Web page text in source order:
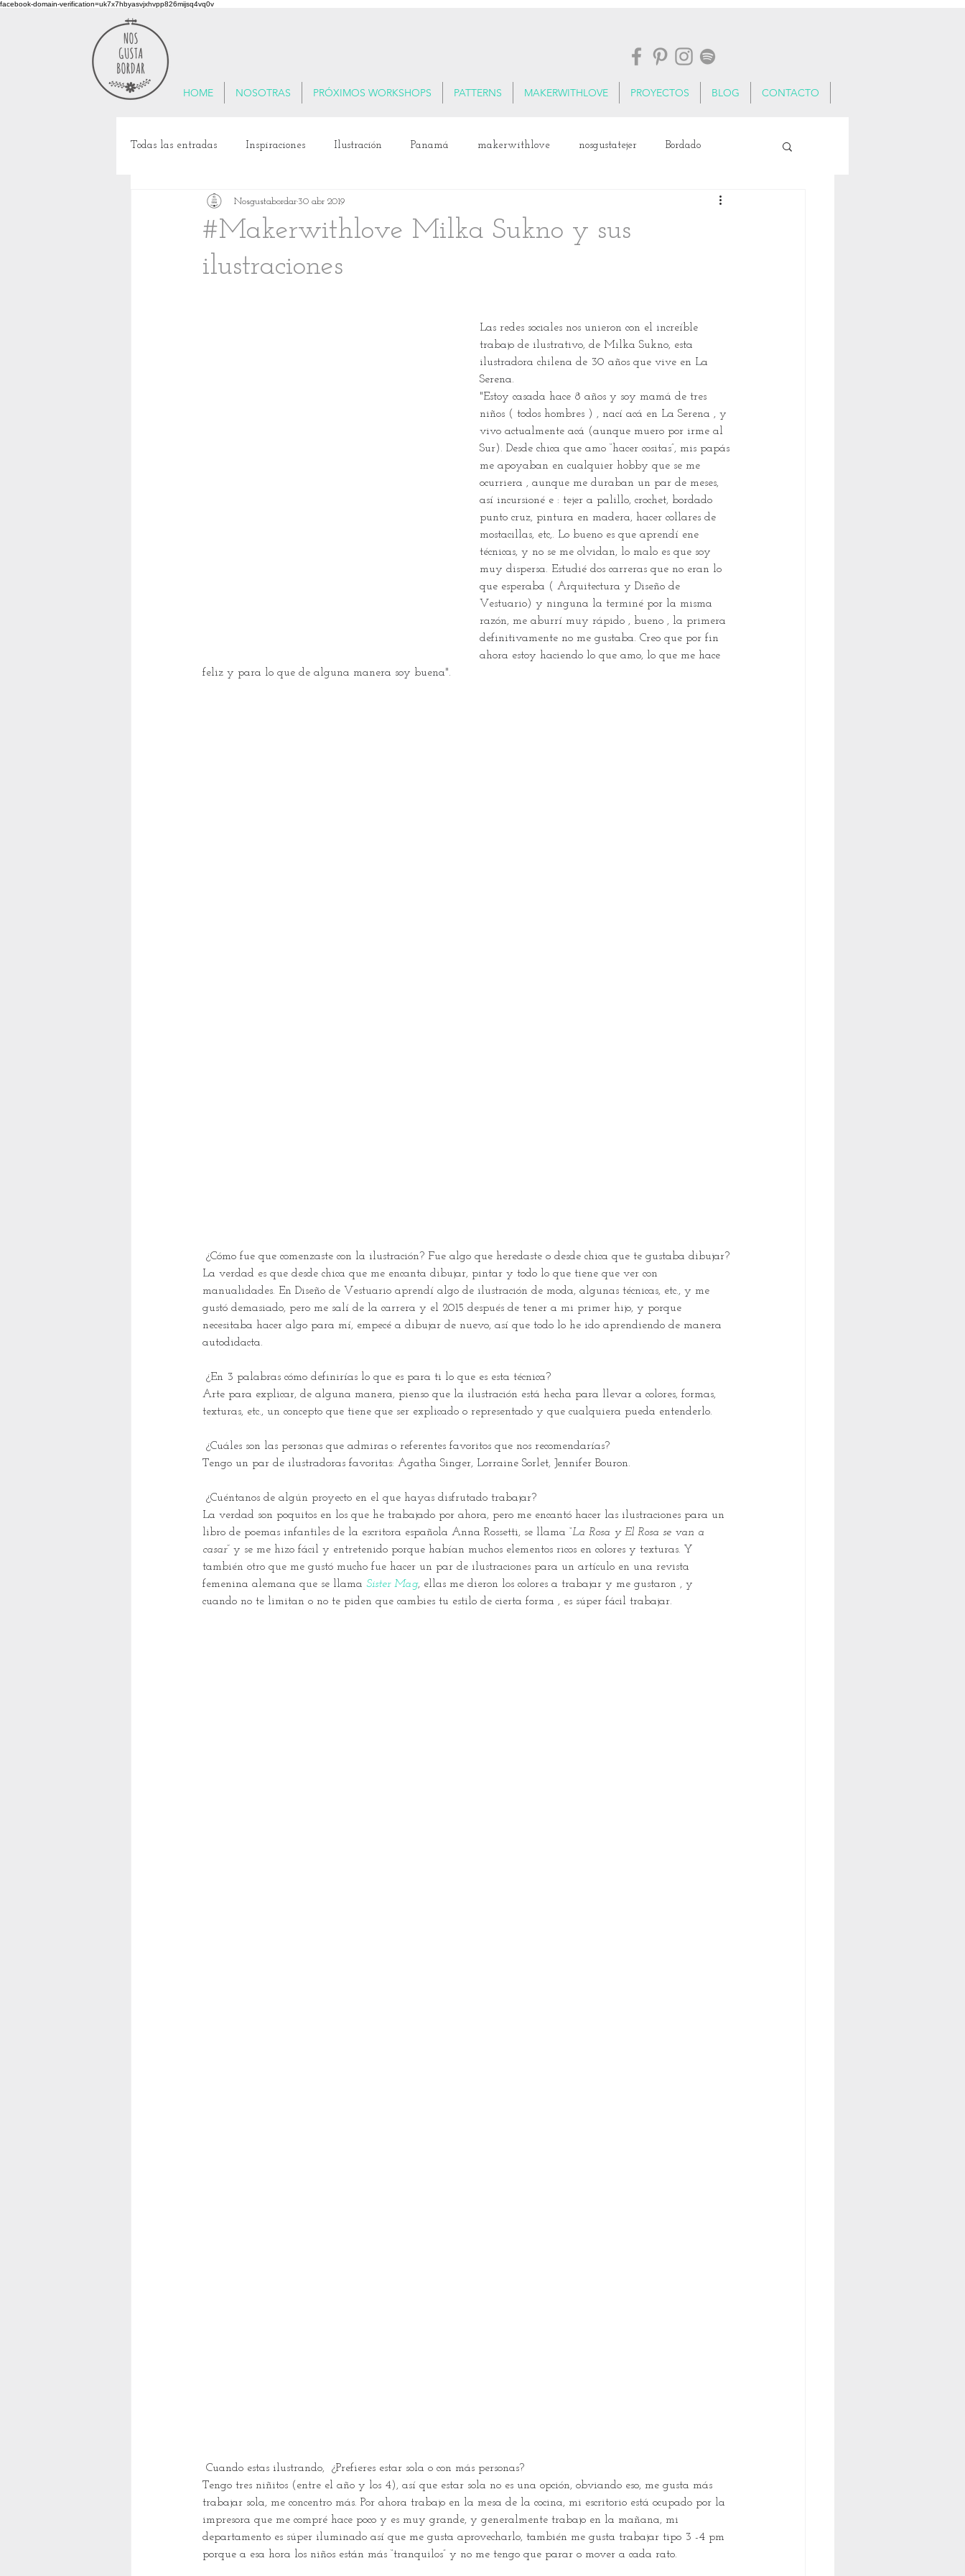
facebook-domain-verification=uk7x7hbyasvjxhvpp826mijsq4vq0v
HOME NOSOTRAS PRÓXIMOS WORKSHOPS PATTERNS MAKERWITHLOVE PROYECTOS BLOG CONTACTO
Todas las entradas Inspiraciones Ilustración Panamá makerwithlove nosgustatejer Bordado
Patrimonio Cultural Viajes Textiles
#Makerwithlove Milka Sukno y sus
ilustraciones
Nosgustabordar 30 abr 2019
​Las redes sociales nos unieron con el increíble
trabajo de ilustrativo, de Milka Sukno, esta
ilustradora chilena de 30 años que vive en La
Serena.
"Estoy casada hace 8 años y soy mamá de tres
niños ( todos hombres ) , nací acá en La Serena , y
vivo actualmente acá (aunque muero por irme al
Sur). Desde chica que amo “hacer cositas”, mis papás
me apoyaban en cualquier hobby que se me
ocurriera , aunque me duraban un par de meses,
así incursioné e : tejer a palillo, crochet, bordado
punto cruz, pintura en madera, hacer collares de
mostacillas, etc,. Lo bueno es que aprendí ene
técnicas, y no se me olvidan, lo malo es que soy
muy dispersa. Estudié dos carreras que no eran lo
que esperaba ( Arquitectura y Diseño de
Vestuario) y ninguna la terminé por la misma
razón, me aburrí muy rápido , bueno , la primera
definitivamente no me gustaba. Creo que por fin
ahora estoy haciendo lo que amo, lo que me hace
feliz y para lo que de alguna manera soy buena".
¿Cómo fue que comenzaste con la ilustración? Fue algo que heredaste o desde chica que te gustaba dibujar?
La verdad es que desde chica que me encanta dibujar, pintar y todo lo que tiene que ver con
manualidades. En Diseño de Vestuario aprendí algo de ilustración de moda, algunas técnicas, etc., y me
gustó demasiado, pero me salí de la carrera y el 2015 después de tener a mi primer hijo, y porque
necesitaba hacer algo para mí, empecé a dibujar de nuevo, así que todo lo he ido aprendiendo de manera
autodidacta.
¿En 3 palabras cómo definirías lo que es para ti lo que es esta técnica?
Arte para explicar, de alguna manera, pienso que la ilustración está hecha para llevar a colores, formas,
texturas, etc., un concepto que tiene que ser explicado o representado y que cualquiera pueda entenderlo.
¿Cuáles son las personas que admiras o referentes favoritos que nos recomendarías?
Tengo un par de ilustradoras favoritas: Agatha Singer, Lorraine Sorlet, Jennifer Bouron.
¿Cuéntanos de algún proyecto en el que hayas disfrutado trabajar?
La verdad son poquitos en los que he trabajado por ahora, pero me encantó hacer las ilustraciones para un
libro de poemas infantiles de la escritora española Anna Rossetti, se llama “La Rosa y El Rosa se van a
casar” y se me hizo fácil y entretenido porque habían muchos elementos ricos en colores y texturas. Y
también otro que me gustó mucho fue hacer un par de ilustraciones para un artículo en una revista
femenina alemana que se llama Sister Mag, ellas me dieron los colores a trabajar y me gustaron , y
cuando no te limitan o no te piden que cambies tu estilo de cierta forma , es súper fácil trabajar.
Cuando estas ilustrando,  ¿Prefieres estar sola o con más personas?
Tengo tres niñitos (entre el año y los 4), así que estar sola no es una opción, obviando eso, me gusta más
trabajar sola, me concentro más. Por ahora trabajo en la mesa de la cocina, mi escritorio está ocupado por la
impresora que me compré hace poco y es muy grande, y generalmente trabajo en la mañana, mi
departamento es súper iluminado así que me gusta aprovecharlo, también me gusta trabajar tipo 3 -4 pm
porque a esa hora los niños están más “tranquilos” y no me tengo que parar o mover a cada rato.